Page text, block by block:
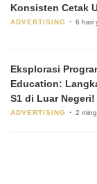
Konsisten Cetak
ADVERTISING 6 hari
Eksplorasi
Education:
S1 di Luar Negeri!
ADVERTISING 2